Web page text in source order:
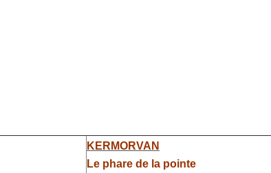
KERMORVAN
Le phare de la pointe